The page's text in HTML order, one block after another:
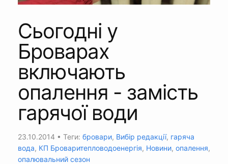
Сьогодні у
Броварах
включають
опалення - замість
гарячої води
23.10.2014 • Теги: бровари, Вибір редакції, гаряча
вода, КП Броваритепловодоенергія, Новини, опалення,
опалювальний сезон